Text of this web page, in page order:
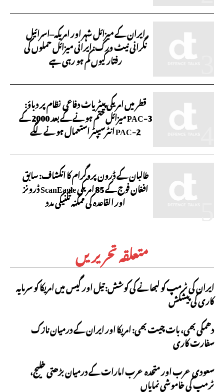
ایران کے میزائل شہر اور امریکہ–اسرائیل
نگرانی نیٹ ورک: ایرانی میزائل حملوں کی
رفتار کیوں کم ہو رہی ہے
قطر میں امریکی پیٹریاٹ دفاعی نظام پر دباؤ:
PAC-3 میزائل ختم ہونے کے بعد 2000 کے
PAC-2 انٹرسیپٹر استعمال ہونے لگے
طالبان کے ڈرون پروگرام کا انکشاف: سابق
افغان فوج کے 85 امریکی ScanEagle ڈرونز
اور القاعدہ کی ممکنہ تکنیکی مدد
متعلقہ تحریریں
ایران کی ٹرمپ کو لبھانے کی کوشش: تیل اور گیس میں امریکا کو سرمایہ
کاری کی پیشکش
دھمکی بھی، بات چیت بھی: امریکا اور ایران کے درمیان نازک
سفارت کاری
سعودی عرب اور متحدہ عرب امارات کے درمیان بڑھتی خلیج،
ٹرمپ کی خاموشی نمایاں